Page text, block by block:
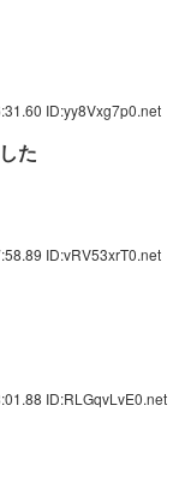
ID:yy8Vxg7p0.net
た
ID:vRV53xrT0.net
ID:RLGqvLvE0.net